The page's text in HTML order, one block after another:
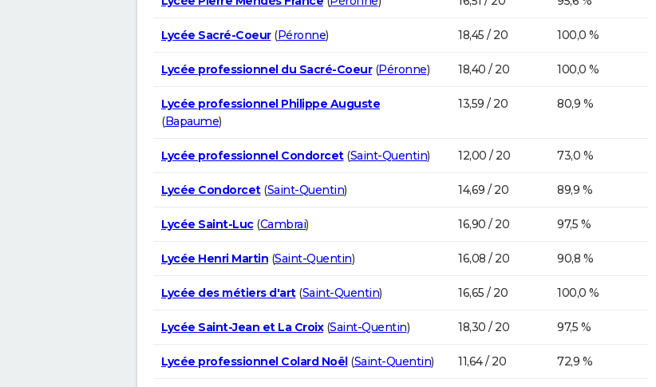
Lycée Sacré-Coeur(Péronne) 18,45 / 20 100,0 %
Lycée professionnel du Sacré-Coeur(Péronne) 18,40 / 20 100,0 %
Lycée professionnel Philippe Auguste
(Bapaume)
13,59 / 20 80,9 %
Lycée professionnel Condorcet(Saint-Quentin) 12,00 / 20 73,0 %
Lycée Condorcet(Saint-Quentin) 14,69 / 20 89,9 %
Lycée Saint-Luc(Cambrai) 16,90 / 20 97,5 %
Lycée Henri Martin (Saint-Quentin) 16,08 / 20 90,8 %
Lycée des métiers d'art(Saint-Quentin) 16,65 / 20 100,0 %
Lycée Saint-Jean et La Croix(Saint-Quentin) 18,30 / 20 97,5 %
Lycée professionnel Colard Noël(Saint-Quentin) 11,64 / 20 72,9 %